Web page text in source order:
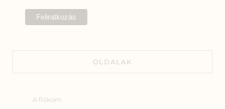
OLDALAK
A fiókom